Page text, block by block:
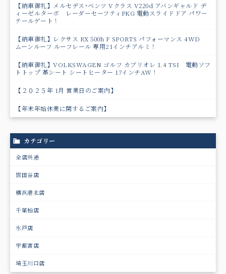
【納車御礼】メルセデス･ベンツ Vクラス V220d アバンギャルド デ
ィーゼルターボ レーダーセーフティPKG 電動スライドドア パワ－
テールゲート！
【納車御礼】レクサス RX 500h F SPORTS パフォーマンス 4WD
ムーンルーフ ルーフレール 専用21インチアルミ！
【納車御礼】VOLKSWAGEN ゴルフ カブリオレ 1.4 TSI 電動ソフ
トトップ 革シート シートヒーター 17インチAW！
【２０２５年 1月 営業日のご案内】
【年末年始休業に関するご案内】
カテゴリー
全店共通
世田谷店
横浜港北店
千葉柏店
水戸店
宇都宮店
埼玉川口店